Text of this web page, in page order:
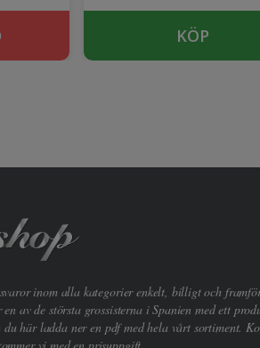
KÖP
inom alla kategorier enkelt, billigt och
av de största grossisterna i Spanien med ett
här ladda ner en pdf med hela vårt sortiment.